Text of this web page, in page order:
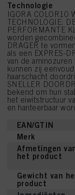
Technologie
IGORA COLOR10
TECHNOLOGIE:
PERFORMANTE
worden
DRAGER te
als een EXPRES-
van de aminozuren
kunnen zij
haarschacht
SNELLER
bekend om hun
het eiwitstructuur
en hanteerbaar
EAN/GTIN
Merk
Afmetingen
het product
Gewicht van
product